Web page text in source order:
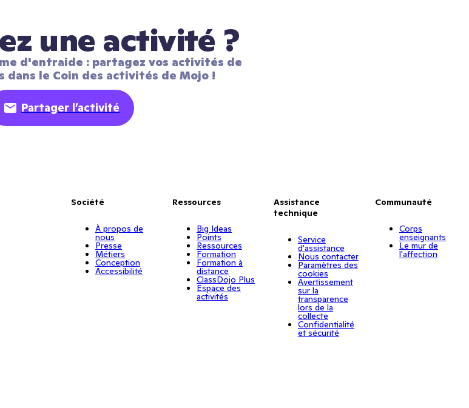
une activité ?
d'entraide : partagez vos activités de
dans le Coin des activités de Mojo !
Partager l’activité
Société
À propos de
nous
Presse
Métiers
Conception
Accessibilité
Ressources
Big Ideas
Points
Ressources
Formation
Formation à
distance
ClassDojo Plus
Espace des
activités
Assistance
technique
Service
d'assistance
Nous contacter
Paramètres des
cookies
Avertissement
sur la
transparence
lors de la
collecte
Confidentialité
et sécurité
Communauté
Corps
enseignants
Le mur de
l'affection